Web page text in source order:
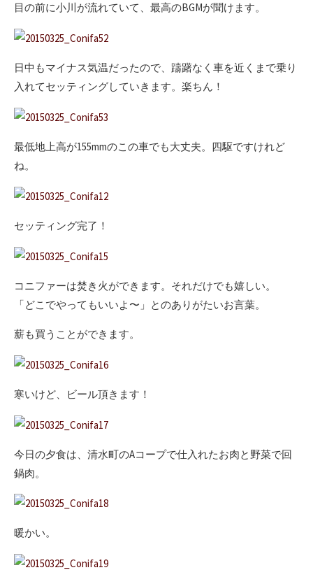
目の前に小川が流れていて、最高のBGMが聞けます。
日中もマイナス気温だったので、躊躇なく車を近くまで乗り
入れてセッティングしていきます。楽ちん！
最低地上高が155mmのこの車でも大丈夫。四駆ですけれど
ね。
セッティング完了！
コニファーは焚き火ができます。それだけでも嬉しい。
「どこでやってもいいよ〜」とのありがたいお言葉。
薪も買うことができます。
寒いけど、ビール頂きます！
今日の夕食は、清水町のAコープで仕入れたお肉と野菜で回
鍋肉。
暖かい。